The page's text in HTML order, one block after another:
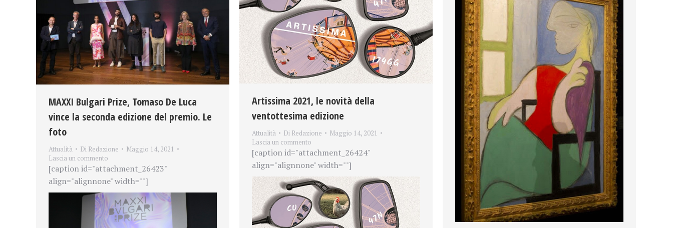
Artissima 2021, le novità della
ventottesima edizione
Attualità Di Redazione
Maggio 14, 2021
Lascia un commento
[caption id="attachment_26424"
align="alignnone" width=""]
MAXXI Bulgari Prize, Tomaso De Luca
vince la seconda edizione del premio. Le
foto
Attualità Di Redazione
Maggio 14, 2021
Lascia un commento
[caption id="attachment_26423"
align="alignnone" width=""]